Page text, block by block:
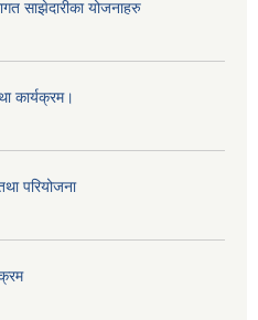
साझेदारीका योजनाहरु
कार्यक्रम।
परियोजना